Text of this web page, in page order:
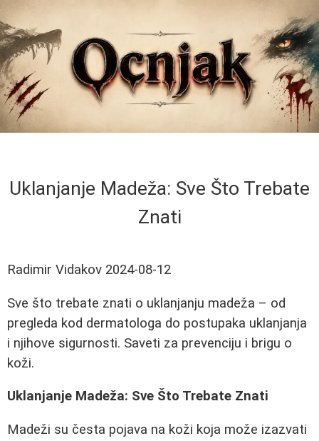
Uklanjanje Madeža: Sve Što Trebate
Znati
Radimir Vidakov 2024-08-12
Sve što trebate znati o uklanjanju madeža – od
pregleda kod dermatologa do postupaka uklanjanja
i njihove sigurnosti. Saveti za prevenciju i brigu o
koži.
Uklanjanje Madeža: Sve Što Trebate Znati
Madeži su česta pojava na koži koja može izazvati